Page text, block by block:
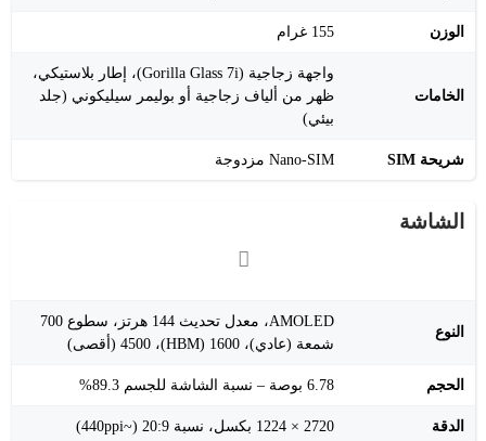
الوزن 155 غرام
الخامات
واجهة زجاجية (Gorilla Glass 7i)، إطار بلاستيكي،
ظهر من ألياف زجاجية أو بوليمر سيليكوني (جلد
بيئي)
شريحة SIM Nano-SIM مزدوجة
الشاشة
النوع
AMOLED، معدل تحديث 144 هرتز، سطوع 700
شمعة (عادي)، 1600 (HBM)، 4500 (أقصى)
الحجم 6.78 بوصة – نسبة الشاشة للجسم 89.3%
الدقة ‎1224 × 2720‎ بكسل، نسبة 20:9 (~440ppi)